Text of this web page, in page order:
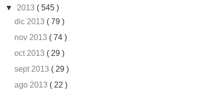
▼ 2013 ( 545 )
dic 2013 ( 79 )
nov 2013 ( 74 )
oct 2013 ( 29 )
sept 2013 ( 29 )
ago 2013 ( 22 )